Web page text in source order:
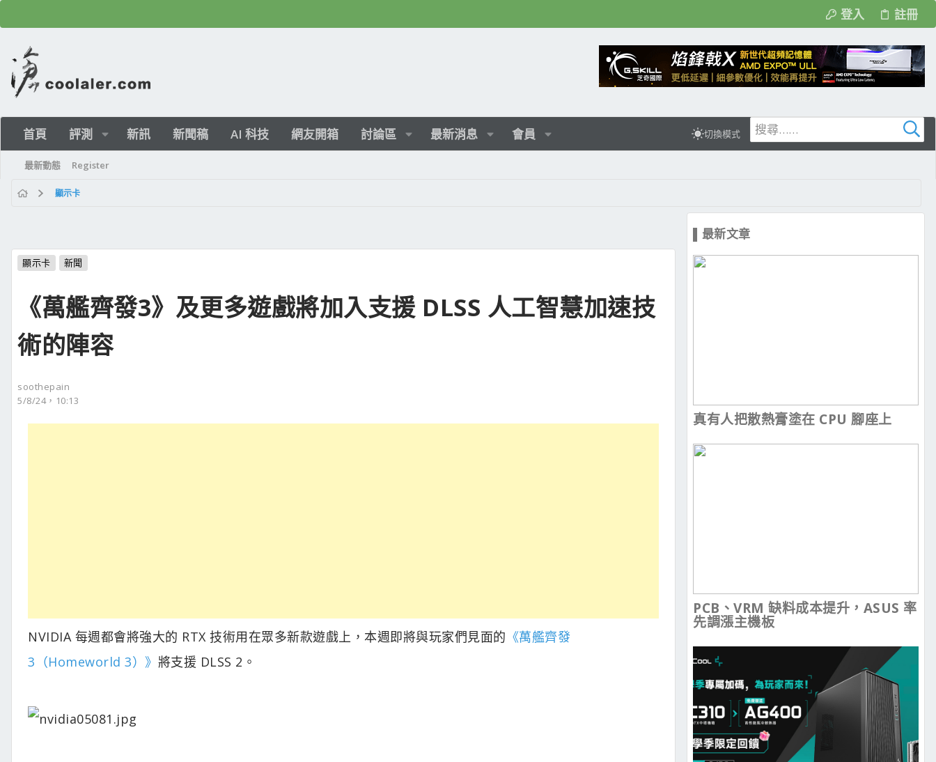
登入 註冊
首頁 評測 新訊 新聞稿 AI 科技 網友開箱 討論區 最新消息 會員 切換模式
最新動態 Register
顯示卡
顯示卡 新聞
《萬艦齊發3》及更多遊戲將加入支援 DLSS 人工智慧加速技
術的陣容
soothepain
5/8/24，10:13
NVIDIA 每週都會將強大的 RTX 技術用在眾多新款遊戲上，本週即將與玩家們見面的 《萬艦齊發
3（Homeworld 3）》 將支援 DLSS 2。
▌最新文章
真有人把散熱膏塗在 CPU 腳座上
PCB、VRM 缺料成本提升，ASUS 率
先調漲主機板